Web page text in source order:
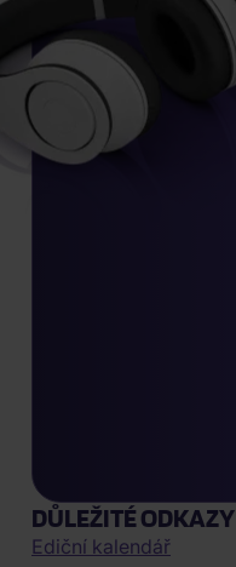
DŮLEŽITÉ ODKAZY
Ediční kalendář